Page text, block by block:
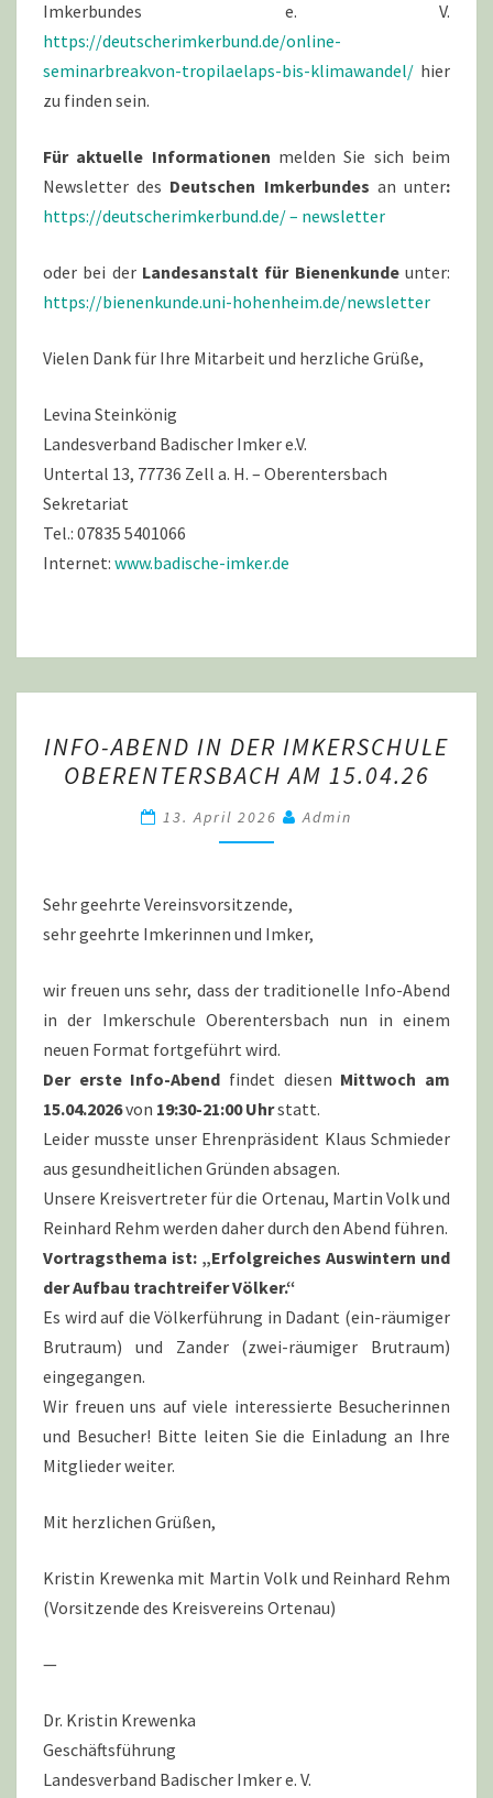
Imkerbundes e. V.
https://deutscherimkerbund.de/online-
seminarbreakvon-tropilaelaps-bis-klimawandel/ hier
zu finden sein.
Für aktuelle Informationen melden Sie sich beim
Newsletter des Deutschen Imkerbundes an unter:
https://deutscherimkerbund.de/ – newsletter
oder bei der Landesanstalt für Bienenkundeunter:
https://bienenkunde.uni-hohenheim.de/newsletter
Vielen Dank für Ihre Mitarbeit und herzliche Grüße,
Levina Steinkönig
Landesverband Badischer Imker e.V.
Untertal 13, 77736 Zell a. H. – Oberentersbach
Sekretariat
Tel.: 07835 5401066
Internet: www.badische-imker.de
ABEND
IN
DER
IMKERSCHULE
AM
15.04.26
INFO-ABEND IN DER IMKERSCHULE
OBERENTERSBACH AM 15.04.26
13. April 2026 Admin
Sehr geehrte Vereinsvorsitzende,
sehr geehrte Imkerinnen und Imker,
wir freuen uns sehr, dass der traditionelle Info-Abend
in der Imkerschule Oberentersbach nun in einem
neuen Format fortgeführt wird.
Der erste Info-Abend findet diesen Mittwoch am
15.04.2026von 19:30-21:00 Uhrstatt.
Leider musste unser Ehrenpräsident Klaus Schmieder
aus gesundheitlichen Gründen absagen.
Unsere Kreisvertreter für die Ortenau, Martin Volk und
Reinhard Rehm werden daher durch den Abend führen.
Vortragsthema ist: „Erfolgreiches Auswintern und
der Aufbau trachtreifer Völker.“
Es wird auf die Völkerführung in Dadant (ein-räumiger
Brutraum) und Zander (zwei-räumiger Brutraum)
eingegangen.
Wir freuen uns auf viele interessierte Besucherinnen
und Besucher! Bitte leiten Sie die Einladung an Ihre
Mitglieder weiter.
Mit herzlichen Grüßen,
Kristin Krewenka mit Martin Volk und Reinhard Rehm
(Vorsitzende des Kreisvereins Ortenau)
—
Dr. Kristin Krewenka
Geschäftsführung
Landesverband Badischer Imker e. V.